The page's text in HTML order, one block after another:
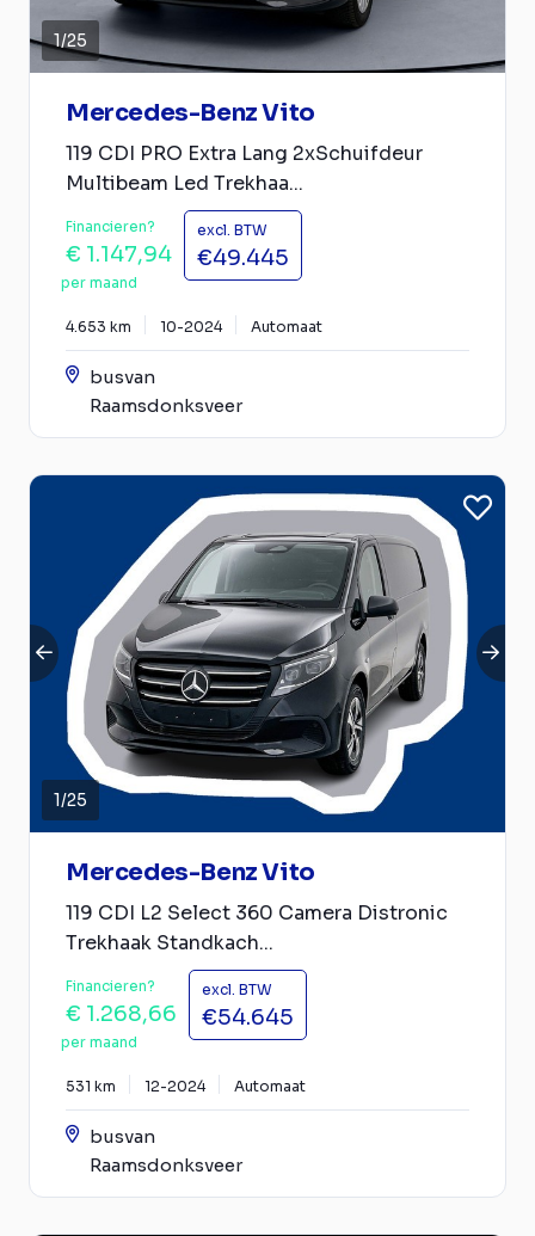
1/25
Mercedes-Benz Vito
119 CDI PRO Extra Lang 2xSchuifdeur
Multibeam Led Trekhaa...
Financieren?
€ 1.147,94
per maand
excl. BTW
€49.445
4.653 km 10-2024 Automaat
busvan
Raamsdonksveer
1/25
Mercedes-Benz Vito
119 CDI L2 Select 360 Camera Distronic
Trekhaak Standkach...
Financieren?
€ 1.268,66
per maand
excl. BTW
€54.645
531 km 12-2024 Automaat
busvan
Raamsdonksveer